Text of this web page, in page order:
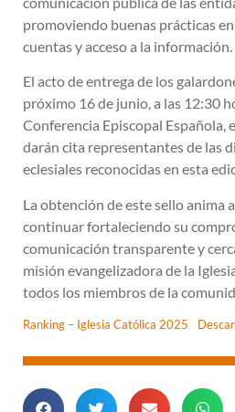
promoviendo buenas prácticas
cuentas y acceso a la información.
El acto de entrega de los
próximo 16 de junio, a las 12:30
Conferencia Episcopal Española,
darán cita representantes de las
eclesiales reconocidas en esta
La obtención de este sello anima
continuar fortaleciendo su
comunicación transparente y
misión evangelizadora de la
todos los miembros de la
Ranking – Iglesia Católica 2025